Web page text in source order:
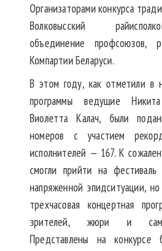
Организаторами конкурса
Волковысский
объединение
Компартии Беларуси.
В этом году, как отметили в
программы ведущие
Виолетта Калач, были
номеров с участием
исполнителей — 167. К
смогли прийти на
напряженной эпидситуации,
трехчасовая концертная
зрителей, жюри и
Представлены на конкурсе